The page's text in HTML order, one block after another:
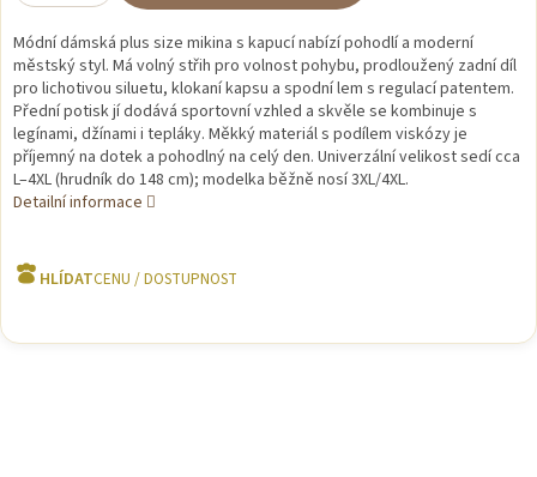
Módní dámská plus size mikina s kapucí nabízí pohodlí a moderní
městský styl. Má volný střih pro volnost pohybu, prodloužený zadní díl
pro lichotivou siluetu, klokaní kapsu a spodní lem s regulací patentem.
Přední potisk jí dodává sportovní vzhled a skvěle se kombinuje s
legínami, džínami i tepláky. Měkký materiál s podílem viskózy je
příjemný na dotek a pohodlný na celý den. Univerzální velikost sedí cca
L–4XL (hrudník do 148 cm); modelka běžně nosí 3XL/4XL.
Detailní informace
HLÍDAT